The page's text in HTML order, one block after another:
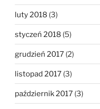
luty 2018 (3)
styczeń 2018 (5)
grudzień 2017 (2)
listopad 2017 (3)
październik 2017 (3)